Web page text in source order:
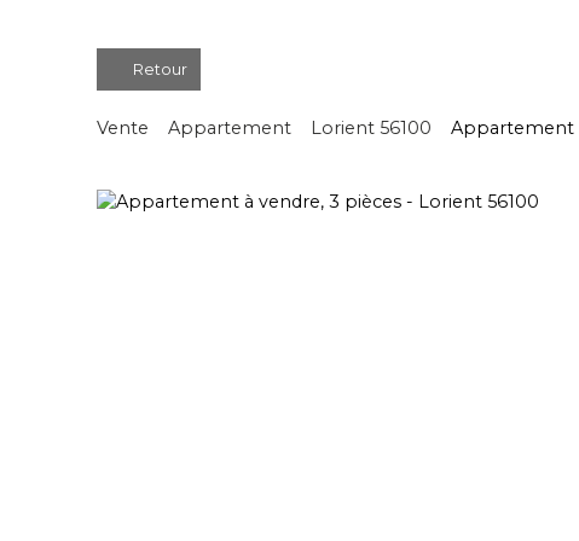
Retour
Vente Appartement Lorient 56100 Appartement